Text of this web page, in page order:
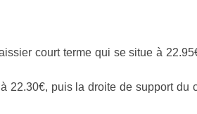
court terme qui se situe à
22.30€, puis la droite de support du